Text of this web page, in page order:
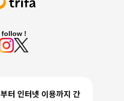
follow !
터 인터넷 이용까지 간